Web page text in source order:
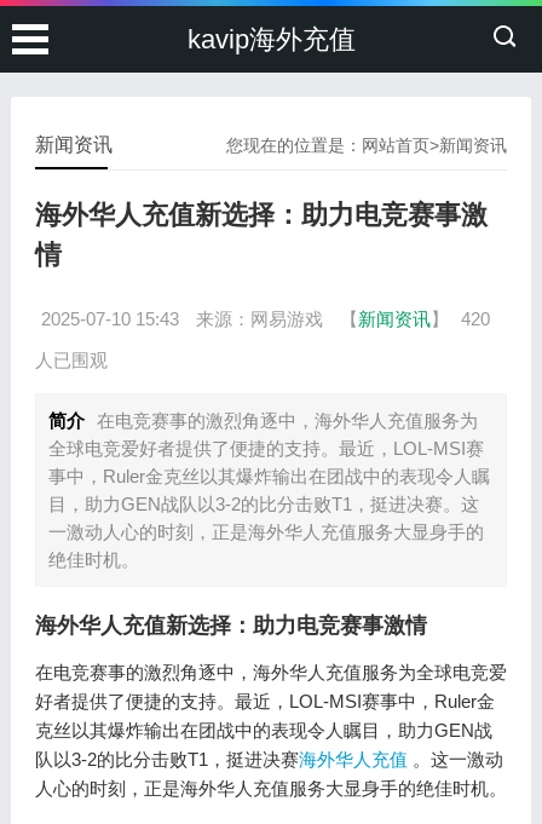
kavip海外充值
您现在的位置是： 网站首页>新闻资讯
新闻资讯
海外华人充值新选择：助力电竞赛事激
情
2025-07-10 15:43 来源：网易游戏 【新闻资讯】
420
人已围观
简介 在电竞赛事的激烈角逐中，海外华人充值服务为
全球电竞爱好者提供了便捷的支持。最近，LOL-MSI赛
事中，Ruler金克丝以其爆炸输出在团战中的表现令人瞩
目，助力GEN战队以3-2的比分击败T1，挺进决赛。这
一激动人心的时刻，正是海外华人充值服务大显身手的
绝佳时机。
海外华人充值新选择：助力电竞赛事激情
在电竞赛事的激烈角逐中，海外华人充值服务为全球电竞爱
好者提供了便捷的支持。最近，LOL-MSI赛事中，Ruler金
克丝以其爆炸输出在团战中的表现令人瞩目，助力GEN战
队以3-2的比分击败T1，挺进决赛海外华人充值 。这一激动
人心的时刻，正是海外华人充值服务大显身手的绝佳时机。